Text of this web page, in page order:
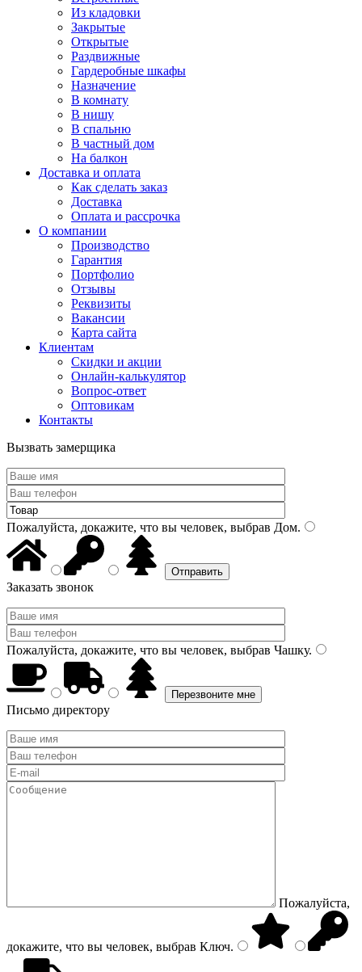
Из кладовки
Закрытые
Открытые
Раздвижные
Гардеробные шкафы
Назначение
В комнату
В нишу
В спальню
В частный дом
На балкон
Доставка и оплата
Как сделать заказ
Доставка
Оплата и рассрочка
О компании
Производство
Гарантия
Портфолио
Отзывы
Реквизиты
Вакансии
Карта сайта
Клиентам
Скидки и акции
Онлайн-калькулятор
Вопрос-ответ
Оптовикам
Контакты
Вызвать замерщика
Пожалуйста, докажите, что вы человек, выбрав Дом.
Заказать звонок
Пожалуйста, докажите, что вы человек, выбрав Чашку.
Письмо директору
Пожалуйста,
докажите, что вы человек, выбрав Ключ.